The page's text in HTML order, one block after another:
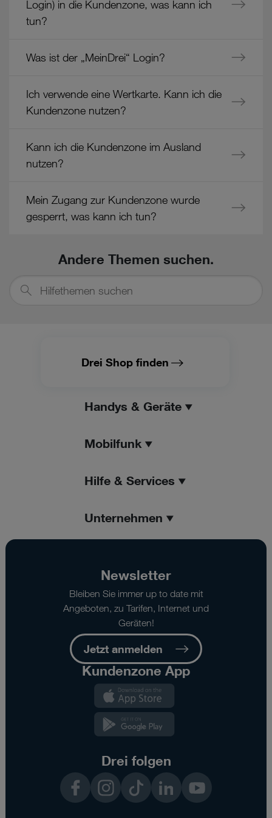
Login) in die Kundenzone, was kann ich
tun?
Was ist der „MeinDrei“ Login?
Ich verwende eine Wertkarte. Kann ich die
Kundenzone nutzen?
Kann ich die Kundenzone im Ausland
nutzen?
Mein Zugang zur Kundenzone wurde
gesperrt, was kann ich tun?
Andere Themen suchen.
suchen
Drei Shop finden
Handys & Geräte
Mobilfunk
Hilfe & Services
Unternehmen
Newsletter
Bleiben Sie immer up to date mit
Angeboten, zu Tarifen, Internet und
Geräten!
Jetzt anmelden
Kundenzone App
Drei folgen
InstagramTikTok LinkedInYouTube